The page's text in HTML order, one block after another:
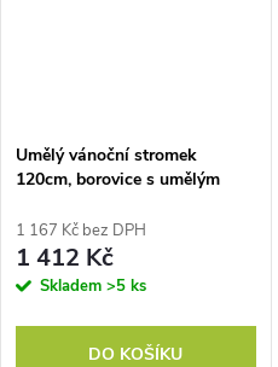
Umělý vánoční stromek
120cm, borovice s umělým
1 167 Kč bez DPH
1 412 Kč
Skladem >5 ks
DO KOŠÍKU